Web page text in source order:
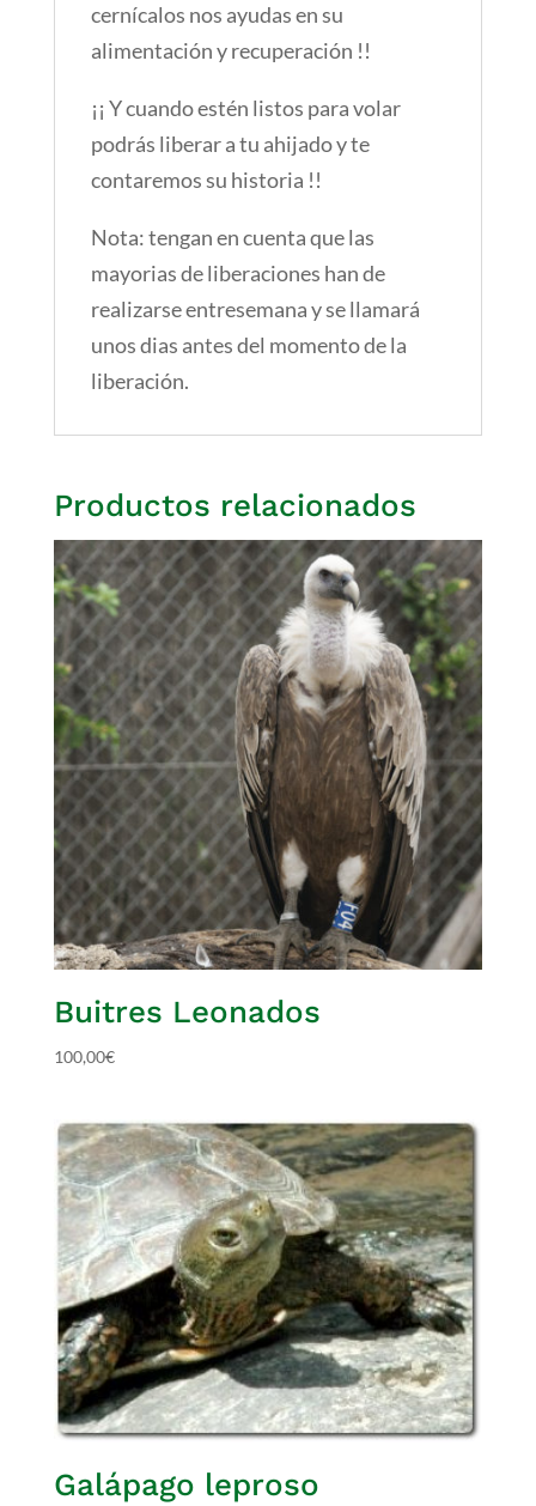
cernícalos nos ayudas en su
alimentación y recuperación !!
¡¡ Y cuando estén listos para volar
podrás liberar a tu ahijado y te
contaremos su historia !!
Nota: tengan en cuenta que las
mayorias de liberaciones han de
realizarse entresemana y se llamará
unos dias antes del momento de la
liberación.
Productos relacionados
Buitres Leonados
100,00€
Galápago leproso